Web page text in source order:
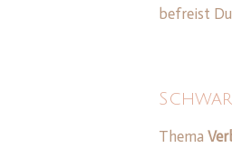
befreist
Thema